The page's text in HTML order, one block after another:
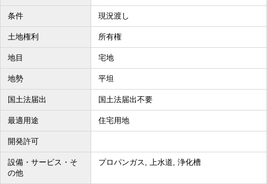
条件 現況渡し
土地権利 所有権
地目 宅地
地勢 平坦
国土法届出 国土法届出不要
最適用途 住宅用地
開発許可
設備・サービス・そ
の他
プロパンガス, 上水道, 浄化槽